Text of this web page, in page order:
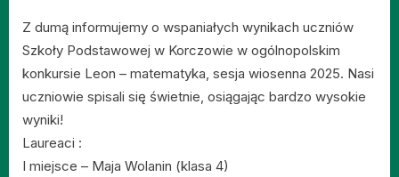
Z dumą informujemy o wspaniałych wynikach uczniów
Szkoły Podstawowej w Korczowie w ogólnopolskim
konkursie Leon – matematyka, sesja wiosenna 2025. Nasi
uczniowie spisali się świetnie, osiągając bardzo wysokie
wyniki!
Laureaci :
I miejsce – Maja Wolanin (klasa 4)